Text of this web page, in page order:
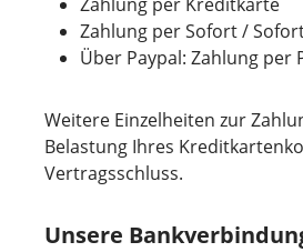
Zahlung per Kreditkarte
Zahlung per Sofort /
Über Paypal: Zahlung per
Weitere Einzelheiten zur
Belastung Ihres
Vertragsschluss.
Unsere